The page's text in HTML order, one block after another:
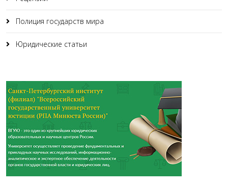
Полиция государств мира
Юридические статьи